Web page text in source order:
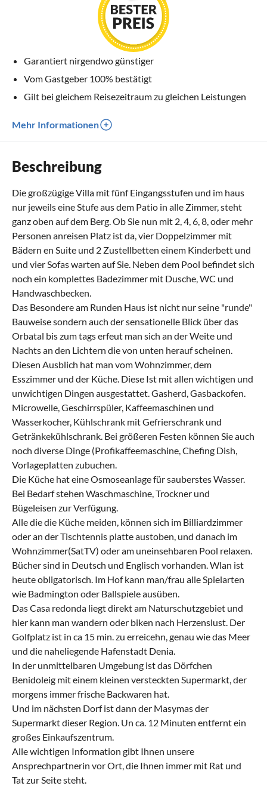
Garantiert nirgendwo günstiger
Vom Gastgeber 100% bestätigt
Gilt bei gleichem Reisezeitraum zu gleichen Leistungen
Mehr Informationen
Beschreibung
Die großzügige Villa mit fünf Eingangsstufen und im haus
nur jeweils eine Stufe aus dem Patio in alle Zimmer, steht
ganz oben auf dem Berg. Ob Sie nun mit 2, 4, 6, 8, oder mehr
Personen anreisen Platz ist da, vier Doppelzimmer mit
Bädern en Suite und 2 Zustellbetten einem Kinderbett und
und vier Sofas warten auf Sie. Neben dem Pool befindet sich
noch ein komplettes Badezimmer mit Dusche, WC und
Handwaschbecken.
Das Besondere am Runden Haus ist nicht nur seine "runde"
Bauweise sondern auch der sensationelle Blick über das
Orbatal bis zum tags erfeut man sich an der Weite und
Nachts an den Lichtern die von unten herauf scheinen.
Diesen Ausblich hat man vom Wohnzimmer, dem
Esszimmer und der Küche. Diese Ist mit allen wichtigen und
unwichtigen Dingen ausgestattet. Gasherd, Gasbackofen.
Microwelle, Geschirrspüler, Kaffeemaschinen und
Wasserkocher, Kühlschrank mit Gefrierschrank und
Getränkekühlschrank. Bei größeren Festen können Sie auch
noch diverse Dinge (Profikaffeemaschine, Chefing Dish,
Vorlageplatten zubuchen.
Die Küche hat eine Osmoseanlage für sauberstes Wasser.
Bei Bedarf stehen Waschmaschine, Trockner und
Bügeleisen zur Verfügung.
Alle die die Küche meiden, können sich im Billiardzimmer
oder an der Tischtennis platte austoben, und danach im
Wohnzimmer(SatTV) oder am uneinsehbaren Pool relaxen.
Bücher sind in Deutsch und Englisch vorhanden. Wlan ist
heute obligatorisch. Im Hof kann man/frau alle Spielarten
wie Badmington oder Ballspiele ausüben.
Das Casa redonda liegt direkt am Naturschutzgebiet und
hier kann man wandern oder biken nach Herzenslust. Der
Golfplatz ist in ca 15 min. zu erreicehn, genau wie das Meer
und die naheliegende Hafenstadt Denia.
In der unmittelbaren Umgebung ist das Dörfchen
Benidoleig mit einem kleinen versteckten Supermarkt, der
morgens immer frische Backwaren hat.
Und im nächsten Dorf ist dann der Masymas der
Supermarkt dieser Region. Un ca. 12 Minuten entfernt ein
großes Einkaufszentrum.
Alle wichtigen Information gibt Ihnen unsere
Ansprechpartnerin vor Ort, die Ihnen immer mit Rat und
Tat zur Seite steht.